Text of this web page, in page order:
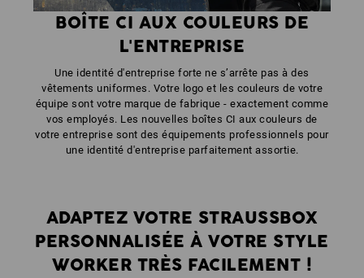
BOÎTE CI AUX COULEURS DE
L'ENTREPRISE
Une identité d'entreprise forte ne s’arrête pas à des
vêtements uniformes. Votre logo et les couleurs de votre
équipe sont votre marque de fabrique - exactement comme
vos employés. Les nouvelles boîtes CI aux couleurs de
votre entreprise sont des équipements professionnels pour
une identité d'entreprise parfaitement assortie.
ADAPTEZ VOTRE STRAUSSBOX
PERSONNALISÉE À VOTRE STYLE
WORKER TRÈS FACILEMENT !